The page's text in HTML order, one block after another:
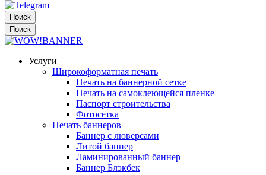
Поиск
Поиск
Услуги
Широкоформатная печать
Печать на баннерной сетке
Печать на самоклеющейся пленке
Паспорт строительства
Фотосетка
Печать баннеров
Баннер с люверсами
Литой баннер
Ламинированный баннер
Баннер Блэкбек